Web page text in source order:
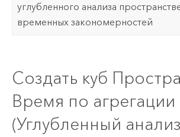
углубленного анализа
временных закономерностей
Создать куб
Время по агрегации
(Углубленный анализ